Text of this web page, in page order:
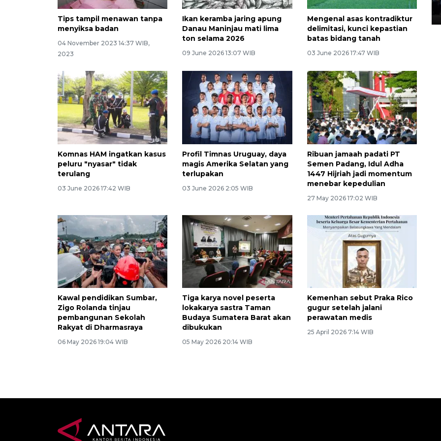
Tips tampil menawan tanpa
menyiksa badan
04 November 2023 14:37 WIB,
2023
Ikan keramba jaring apung
Danau Maninjau mati lima
ton selama 2026
09 June 2026 13:07 WIB
Mengenal asas kontradiktur
delimitasi, kunci kepastian
batas bidang tanah
03 June 2026 17:47 WIB
Komnas HAM ingatkan kasus
peluru "nyasar" tidak
terulang
03 June 2026 17:42 WIB
Profil Timnas Uruguay, daya
magis Amerika Selatan yang
terlupakan
03 June 2026 2:05 WIB
Ribuan jamaah padati PT
Semen Padang, Idul Adha
1447 Hijriah jadi momentum
menebar kepedulian
27 May 2026 17:02 WIB
Kawal pendidikan Sumbar,
Zigo Rolanda tinjau
pembangunan Sekolah
Rakyat di Dharmasraya
06 May 2026 19:04 WIB
Tiga karya novel peserta
lokakarya sastra Taman
Budaya Sumatera Barat akan
dibukukan
05 May 2026 20:14 WIB
Kemenhan sebut Praka Rico
gugur setelah jalani
perawatan medis
25 April 2026 7:14 WIB